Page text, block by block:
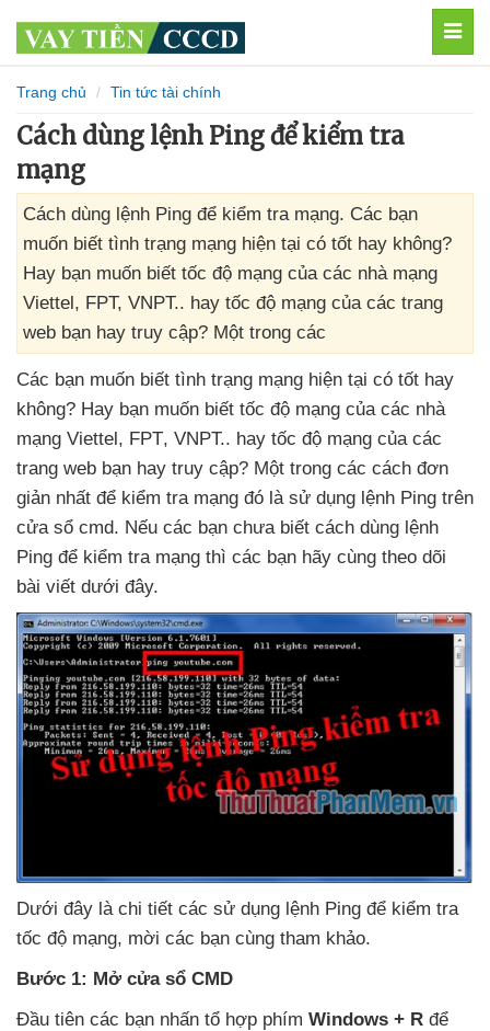
Trang chủ Tin tức tài chính
Cách dùng lệnh Ping để kiểm tra
mạng
Cách dùng lệnh Ping để kiểm tra mạng. Các bạn
muốn biết tình trạng mạng hiện tại có tốt hay không?
Hay bạn muốn biết tốc độ mạng của các nhà mạng
Viettel, FPT, VNPT.. hay tốc độ mạng của các trang
web bạn hay truy cập? Một trong các
Các bạn muốn biết tình trạng mạng hiện tại có tốt hay
không? Hay bạn muốn biết tốc độ mạng của các nhà
mạng Viettel, FPT, VNPT.. hay tốc độ mạng của các
trang web bạn hay truy cập? Một trong các cách đơn
giản nhất để kiểm tra mạng đó là sử dụng lệnh Ping trên
cửa sổ cmd. Nếu các bạn chưa biết cách dùng lệnh
Ping để kiểm tra mạng thì các bạn hãy cùng theo dõi
bài viết dưới đây.
Dưới đây là chi tiết các sử dụng lệnh Ping để kiểm tra
tốc độ mạng, mời các bạn cùng tham khảo.
Bước 1: Mở cửa sổ CMD
Đầu tiên các bạn nhấn tổ hợp phím Windows + R để